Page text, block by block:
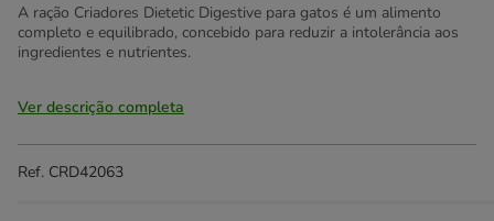
A ração Criadores Dietetic Digestive para gatos é um alimento
completo e equilibrado, concebido para reduzir a intolerância aos
ingredientes e nutrientes.
Ver descrição completa
Ref. CRD42063